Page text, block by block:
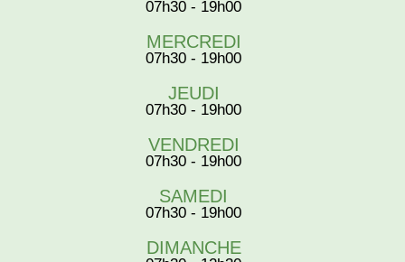
07h30 - 19h00
MERCREDI
07h30 - 19h00
JEUDI
07h30 - 19h00
VENDREDI
07h30 - 19h00
SAMEDI
07h30 - 19h00
DIMANCHE